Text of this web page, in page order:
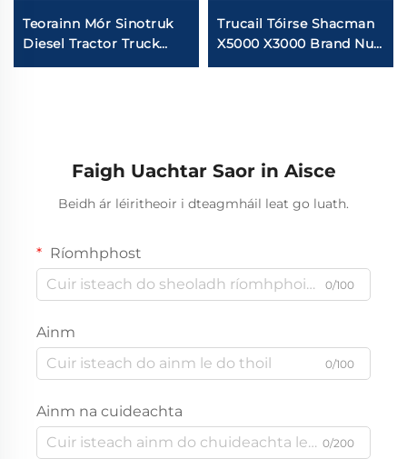
Teorainn Mór Sinotruk
Diesel Tractor Truck
Euro2 440HP 4*2 6*4
Trucail Tóirse Shacman
X5000 X3000 Brand Nua
Euro5 Ard-Díon 430HP
Faigh Uachtar Saor in Aisce
Beidh ár léiritheoir i dteagmháil leat go luath.
Ríomhphost
0/100
Ainm
0/100
Ainm na cuideachta
0/200